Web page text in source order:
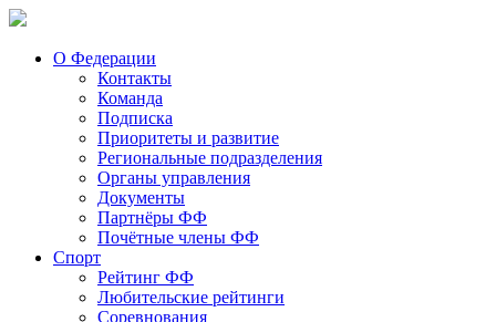
О Федерации
Контакты
Команда
Подписка
Приоритеты и развитие
Региональные подразделения
Органы управления
Документы
Партнёры ФФ
Почётные члены ФФ
Спорт
Рейтинг ФФ
Любительские рейтинги
Соревнования